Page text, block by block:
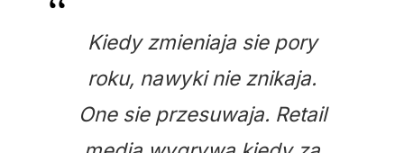
Kiedy zmieniaja sie pory
roku, nawyki nie znikaja.
One sie przesuwaja. Retail